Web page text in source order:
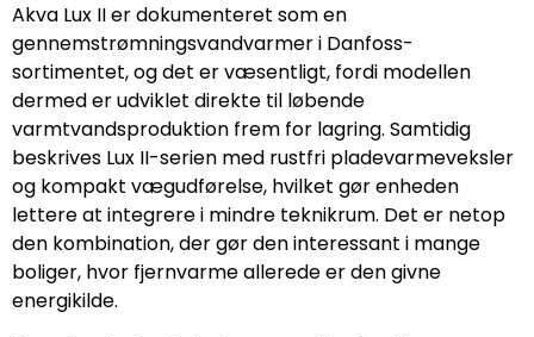
Akva Lux II er dokumenteret som en
gennemstrømningsvandvarmer i Danfoss-
sortimentet, og det er væsentligt, fordi modellen
dermed er udviklet direkte til løbende
varmtvandsproduktion frem for lagring. Samtidig
beskrives Lux II-serien med rustfri pladevarmeveksler
og kompakt vægudførelse, hvilket gør enheden
lettere at integrere i mindre teknikrum. Det er netop
den kombination, der gør den interessant i mange
boliger, hvor fjernvarme allerede er den givne
energikilde.